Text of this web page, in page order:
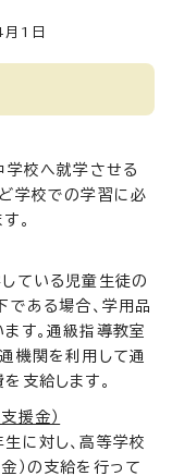
1日
学校へ就学させる
学校での学習に必
。
ている児童生徒の
である場合、学用品
す。通級指導教室
機関を利用して通
支給します。
援金）
に対し、高等学校
）の支給を行って